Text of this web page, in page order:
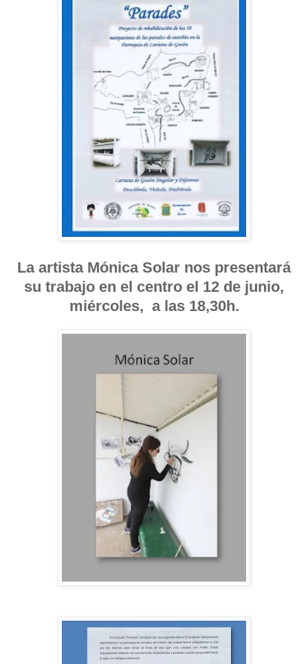
La artista Mónica Solar nos presentará
su trabajo en el centro el 12 de junio,
miércoles, a las 18,30h.